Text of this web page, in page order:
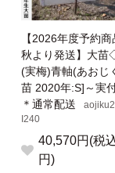
【2026年度予約
秋より発送】大苗
(実梅)青軸(あおじ
苗 2020年:S]～実
＊通常配送
I240
40,570円(税
円)